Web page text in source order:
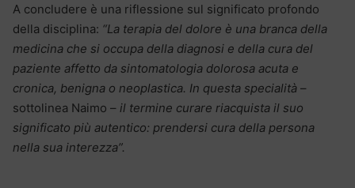
A concludere è una riflessione sul significato profondo
della disciplina: “La terapia del dolore è una branca della
medicina che si occupa della diagnosi e della cura del
paziente affetto da sintomatologia dolorosa acuta e
cronica, benigna o neoplastica. In questa specialità –
sottolinea Naimo – il termine curare riacquista il suo
significato più autentico: prendersi cura della persona
nella sua interezza”.